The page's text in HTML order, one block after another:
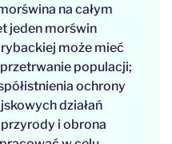
na całym
jeden morświn
może mieć
populacji;
ochrony
działań
i obrona